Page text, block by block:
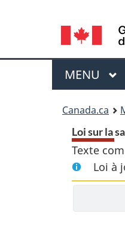
Menu
MENU
Canada.ca
Loi sur la
Texte
Loi à